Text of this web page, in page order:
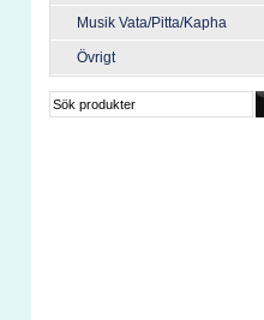
Musik Vata/Pitta/Kapha
Övrigt